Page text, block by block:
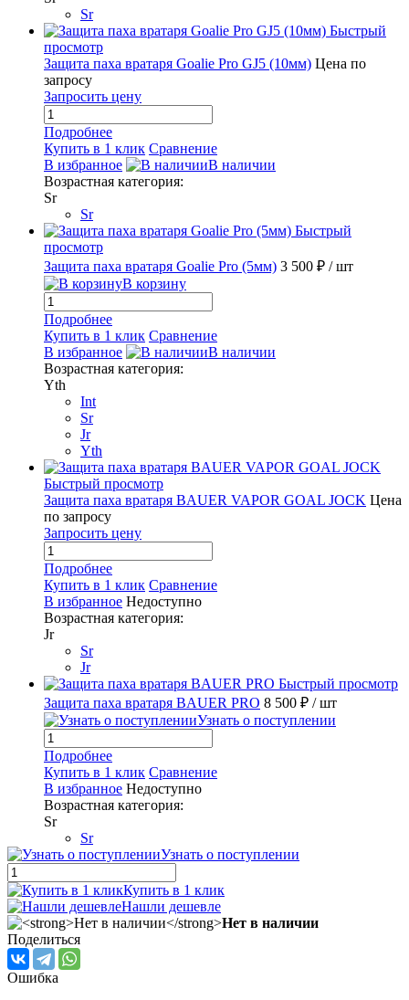
Sr
Быстрый
просмотр
Защита паха вратаря Goalie Pro GJ5 (10мм) Цена по
запросу
Запросить цену
Подробнее
Купить в 1 клик Сравнение
В избранное
В наличии
Возрастная категория:
Sr
Sr
Быстрый
просмотр
Защита паха вратаря Goalie Pro (5мм) 3 500 ₽ / шт
В корзину
Подробнее
Купить в 1 клик Сравнение
В избранное
В наличии
Возрастная категория:
Yth
Int
Sr
Jr
Yth
Быстрый просмотр
Защита паха вратаря BAUER VAPOR GOAL JOCK Цена
по запросу
Запросить цену
Подробнее
Купить в 1 клик Сравнение
В избранное Недоступно
Возрастная категория:
Jr
Sr
Jr
Быстрый просмотр
Защита паха вратаря BAUER PRO 8 500 ₽ / шт
Узнать о поступлении
Подробнее
Купить в 1 клик Сравнение
В избранное Недоступно
Возрастная категория:
Sr
Sr
Узнать о поступлении
Купить в 1 клик
Нашли дешевле
Нет в наличии
Поделиться
Ошибка